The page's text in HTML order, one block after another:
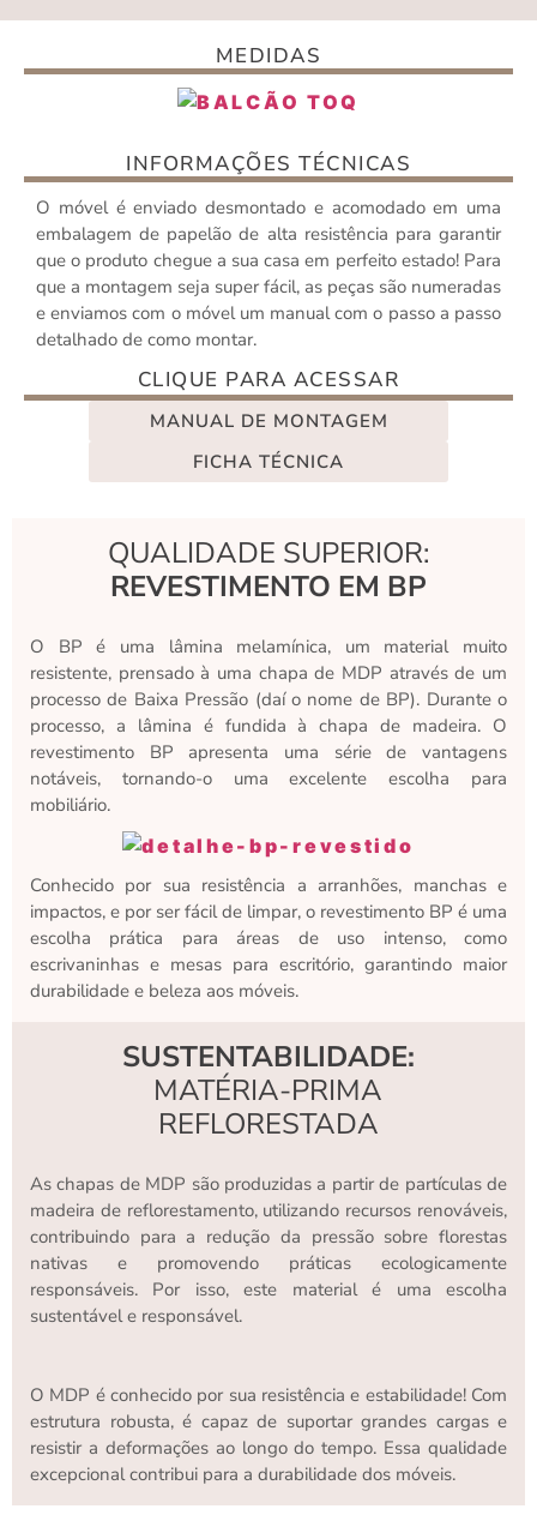
MEDIDAS
INFORMAÇÕES TÉCNICAS
O móvel é enviado desmontado e acomodado em uma
embalagem de papelão de alta resistência para garantir
que o produto chegue a sua casa em perfeito estado! Para
que a montagem seja super fácil, as peças são numeradas
e enviamos com o móvel um manual com o passo a passo
detalhado de como montar.
CLIQUE PARA ACESSAR
MANUAL DE MONTAGEM
FICHA TÉCNICA
QUALIDADE SUPERIOR:
REVESTIMENTO EM BP
O BP é uma lâmina melamínica, um material muito
resistente, prensado à uma chapa de MDP através de um
processo de Baixa Pressão (daí o nome de BP). Durante o
processo, a lâmina é fundida à chapa de madeira. O
revestimento BP apresenta uma série de vantagens
notáveis, tornando-o uma excelente escolha para
mobiliário.
Conhecido por sua resistência a arranhões, manchas e
impactos, e por ser fácil de limpar, o revestimento BP é uma
escolha prática para áreas de uso intenso, como
escrivaninhas e mesas para escritório, garantindo maior
durabilidade e beleza aos móveis.
SUSTENTABILIDADE:
MATÉRIA-PRIMA
REFLORESTADA
As chapas de MDP são produzidas a partir de partículas de
madeira de reflorestamento, utilizando recursos renováveis,
contribuindo para a redução da pressão sobre florestas
nativas e promovendo práticas ecologicamente
responsáveis. Por isso, este material é uma escolha
sustentável e responsável.
O MDP é conhecido por sua resistência e estabilidade! Com
estrutura robusta, é capaz de suportar grandes cargas e
resistir a deformações ao longo do tempo. Essa qualidade
excepcional contribui para a durabilidade dos móveis.